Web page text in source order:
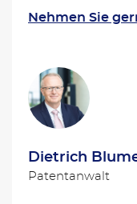
Nehmen Sie
Dietrich
Patentanwalt